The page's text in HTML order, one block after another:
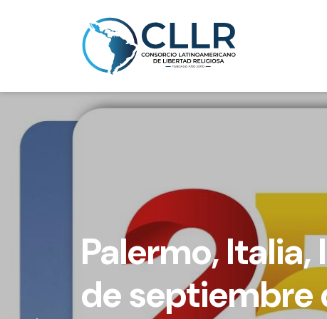
Consorcio
de Libertad